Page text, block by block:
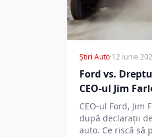
Știri Auto·12 iunie
Ford vs.
CEO-ul Jim
CEO-ul Ford,
după declarații
auto. Ce riscă